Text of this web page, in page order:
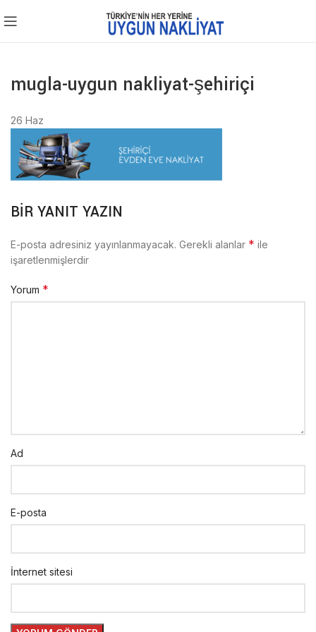
mugla-uygun nakliyat-şehiriçi
26 Haz
BIR YANIT YAZIN
E-posta adresiniz yayınlanmayacak. Gerekli alanlar * ile
işaretlenmişlerdir
Yorum *
Ad
E-posta
İnternet sitesi